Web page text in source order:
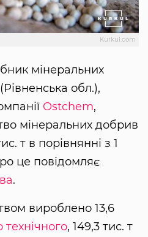
Kurkul.com
мінеральних
обл.),
Ostchem,
мінеральних добрив
т в порівнянні з 1
це повідомляє
.
вироблено 13,6
технічного, 149,3 тис. т